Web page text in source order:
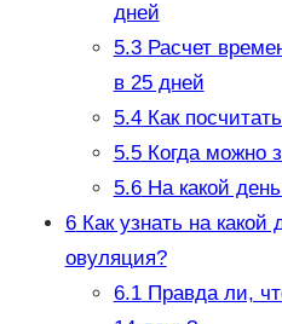
дней
5.3Расчет
в 25 дней
5.4Как
5.5Когда можно
5.6На какой
6Как узнать на какой
овуляция?
6.1Правда ли,